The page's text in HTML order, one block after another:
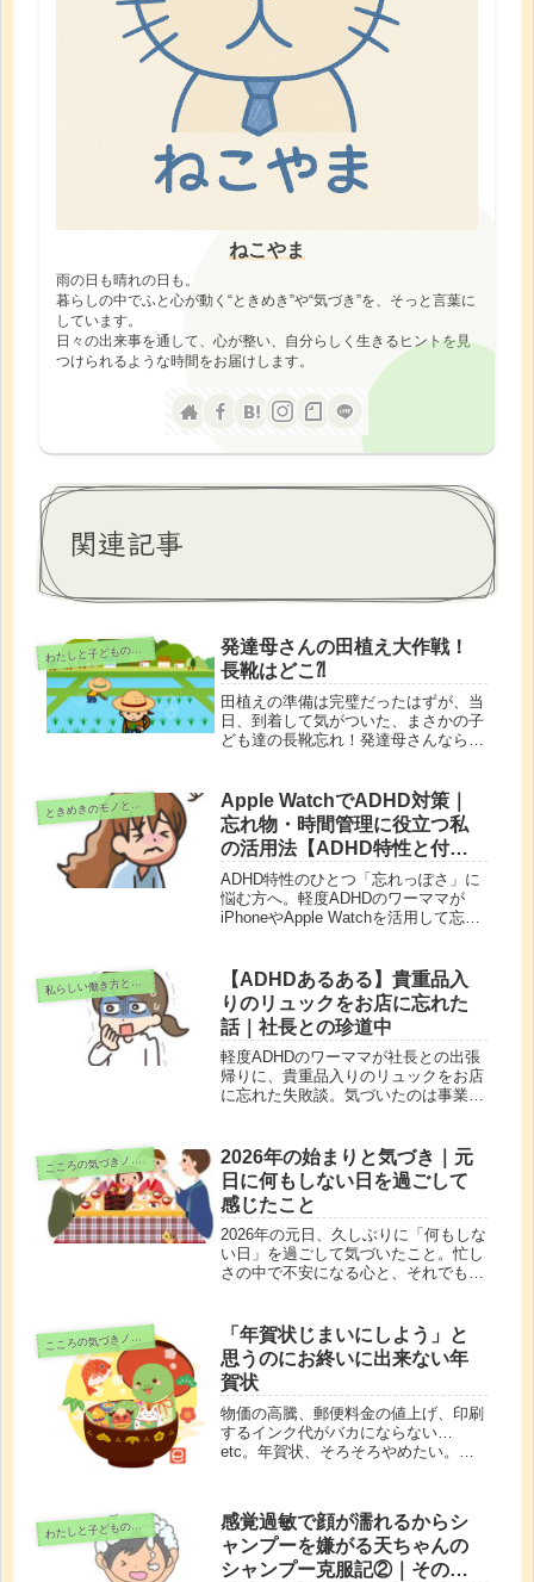
ねこやま
雨の日も晴れの日も。
暮らしの中でふと心が動く“ときめき”や“気づき”を、そっと言葉に
しています。
日々の出来事を通して、心が整い、自分らしく生きるヒントを見
つけられるような時間をお届けします。
関連記事
わ
たしと子どもの時間
発達母さんの田植え大作戦！
長靴はどこ⁈
田植えの準備は完璧だったはずが、当
日、到着して気がついた、まさかの子
ども達の長靴忘れ！発達母さんならで
と
きめきのモノと時間
Apple WatchでADHD対策｜
忘れ物・時間管理に役立つ私
の活用法【ADHD特性と付き
合う①】
ADHD特性のひとつ「忘れっぽさ」に
悩む方へ。軽度ADHDのワーママが
iPhoneやApple Watchを活用して忘れ
た失敗談など、リアルな体験談も。
私
らしい働き方と日常
【ADHDあるある】貴重品入
りのリュックをお店に忘れた
話｜社長との珍道中
軽度ADHDのワーママが社長との出張
帰りに、貴重品入りのリュックをお店
に忘れた失敗談。気づいたのは事業所
ADHDの忘れ物対策についても綴って
います。
こ
ころの気づきノート
2026年の始まりと気づき｜元
日に何もしない日を過ごして
感じたこと
2026年の元日、久しぶりに「何もしな
い日」を過ごして気づいたこと。忙し
さの中で不安になる心と、それでも大
まりの記録です。
こ
ころの気づきノート
「年賀状じまいにしよう」と
思うのにお終いに出来ない年
賀状
物価の高騰、郵便料金の値上げ、印刷
するインク代がバカにならない…
etc。年賀状、そろそろやめたい。で
せず、自分らしく年賀状と付き合うた
めのヒントをつづります。
わ
たしと子どもの時間
感覚過敏で顔が濡れるからシ
ャンプーを嫌がる天ちゃんの
シャンプー克服記②｜その後